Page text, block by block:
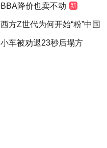
BBA降价也卖不动 新
西方Z世代为何开始“粉”中国
小车被劝退23秒后塌方